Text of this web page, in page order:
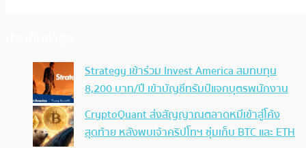
Strategy เข้าร่วม Invest America สมทบทุน
8,200 บาท/ปี เข้าบัญชีทรัมป์แจกบุตรพนักงาน
CryptoQuant ส่งสัญญาณตลาดหมีเข้าสู่โค้ง
สุดท้าย หลังพบเจ้าคริปโทฯ ซุ่มเก็บ BTC และ ETH